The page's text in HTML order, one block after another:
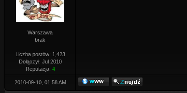
Warszawa
brak
Liczba postów: 1,423
Dołączył: Jul 2010
Reputacja: 4
2010-09-10, 01:58 AM